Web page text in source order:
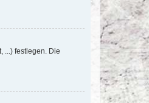
...) festlegen. Die